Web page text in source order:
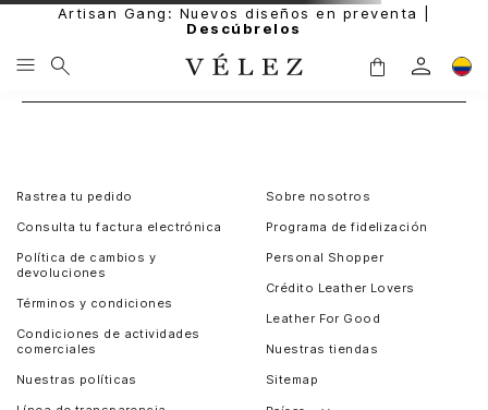
Artisan Gang: Nuevos diseños en preventa |
Descúbrelos
Rastrea tu pedido
Consulta tu factura electrónica
Política de cambios y
devoluciones
Términos y condiciones
Condiciones de actividades
comerciales
Nuestras políticas
Sobre nosotros
Programa de fidelización
Personal Shopper
Crédito Leather Lovers
Leather For Good
Nuestras tiendas
Sitemap